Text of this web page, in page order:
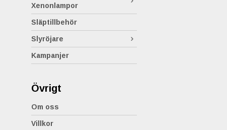
Xenonlampor
Släptillbehör
Slyröjare
Kampanjer
Övrigt
Om oss
Villkor